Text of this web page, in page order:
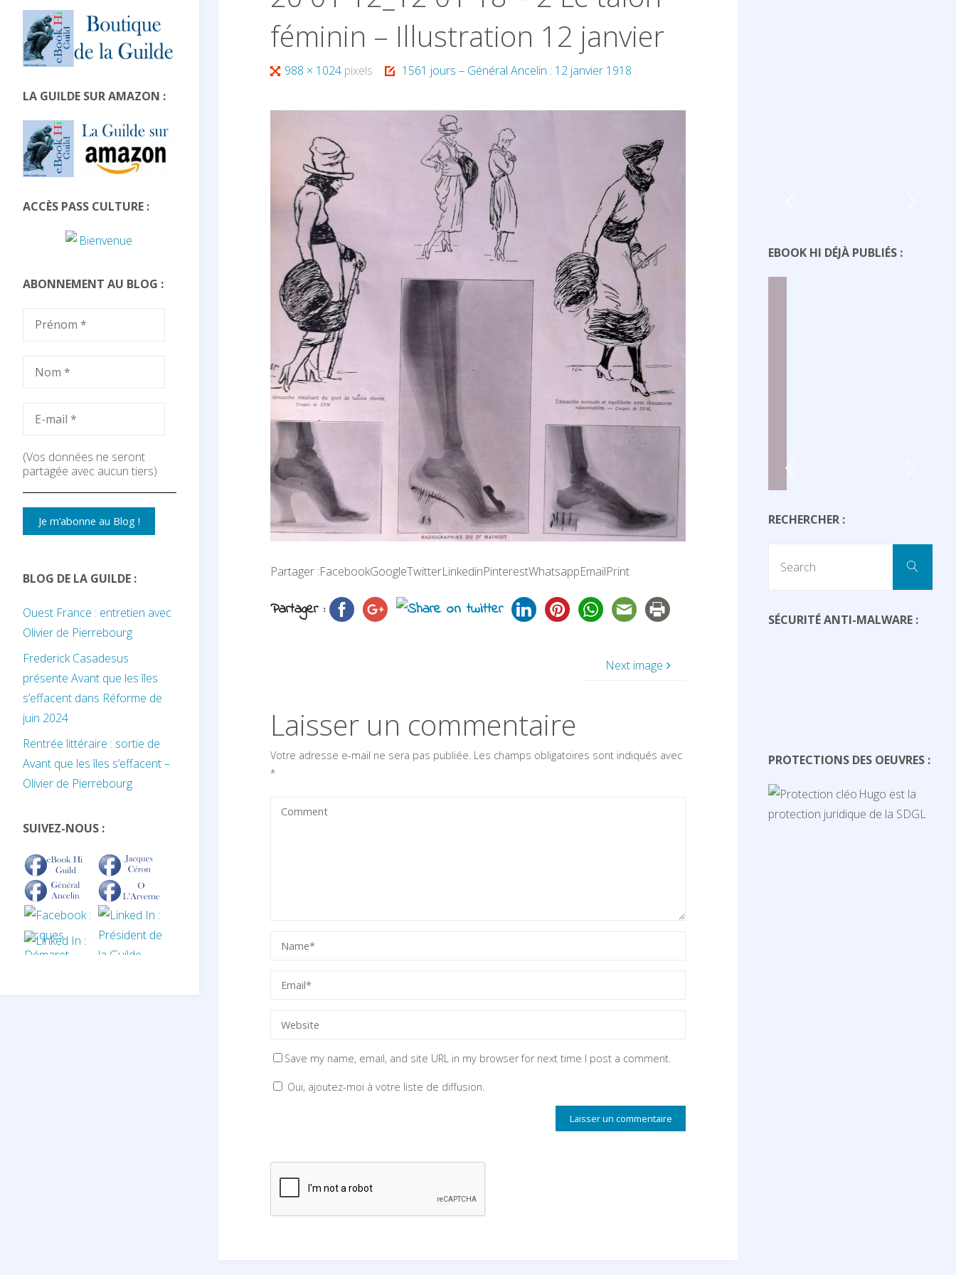
féminin – Illustration 12 janvier
Full988 × 1024 pixels 1561 jours – Général Ancelin : 12 janvier 1918
Partager :FacebookGoogleTwitterLinkedinPinterestWhatsappEmailPrint
Partager :
Next image
Laisser un commentaire
Votre adresse e-mail ne sera pas publiée. Les champs obligatoires sont indiqués avec
*
Save my name, email, and site URL in my browser for next time I post a comment.
Oui, ajoutez-moi à votre liste de diffusion.
LA GUILDE SUR AMAZON :
ACCÈS PASS CULTURE :
ABONNEMENT AU BLOG :
(Vos données ne seront
partagée avec aucun tiers)
BLOG DE LA GUILDE :
Ouest France : entretien avec
Olivier de Pierrebourg
Frederick Casadesus
présente Avant que les îles
s’effacent dans Réforme de
juin 2024
Rentrée littéraire : sortie de
Avant que les îles s’effacent –
Olivier de Pierrebourg
SUIVEZ-NOUS :
EBOOK HI DÉJÀ PUBLIÉS :
RECHERCHER :
Search
SÉCURITÉ ANTI-MALWARE :
PROTECTIONS DES OEUVRES :
Hugo est la
protection juridique de la SDGL